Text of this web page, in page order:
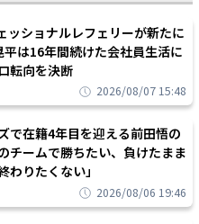
ッショナルレフェリーが新たに
は16年間続けた会社員生活に
転向を決断
2026/08/07 15:48
で在籍4年目を迎える前田悟の
チームで勝ちたい、負けたまま
わりたくない」
2026/08/06 19:46